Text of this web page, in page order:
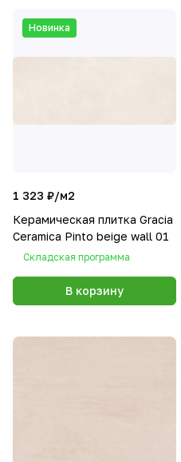
Новинка
1 323 ₽/м2
Керамическая плитка Gracia
Сeramica Pinto beige wall 01
Складская программа
В корзину